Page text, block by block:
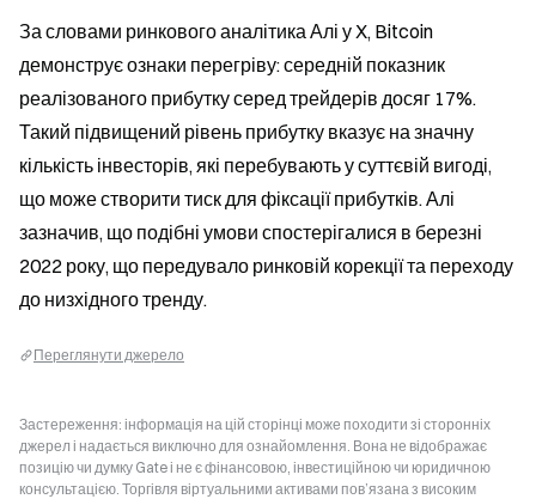
За словами ринкового аналітика Алі у X, Bitcoin
демонструє ознаки перегріву: середній показник
реалізованого прибутку серед трейдерів досяг 17%.
Такий підвищений рівень прибутку вказує на значну
кількість інвесторів, які перебувають у суттєвій вигоді,
що може створити тиск для фіксації прибутків. Алі
зазначив, що подібні умови спостерігалися в березні
2022 року, що передувало ринковій корекції та переходу
до низхідного тренду.
Переглянути джерело
Застереження: інформація на цій сторінці може походити зі сторонніх
джерел і надається виключно для ознайомлення. Вона не відображає
позицію чи думку Gate і не є фінансовою, інвестиційною чи юридичною
консультацією. Торгівля віртуальними активами пов’язана з високим